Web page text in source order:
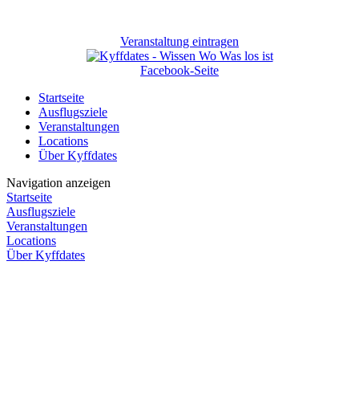
Veranstaltung eintragen
Facebook-Seite
Startseite
Ausflugsziele
Veranstaltungen
Locations
Über Kyffdates
Navigation anzeigen
Startseite
Ausflugsziele
Veranstaltungen
Locations
Über Kyffdates